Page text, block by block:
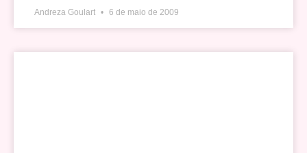
Andreza Goulart 6 de maio de 2009